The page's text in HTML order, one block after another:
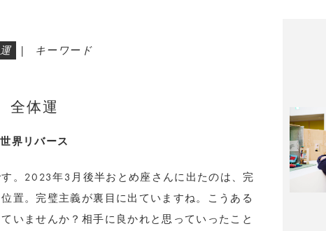
| キーワード
全体運
世界リバース
。2023年3月後半おとめ座さんに出たのは、完
置。完璧主義が裏目に出ていますね。こうある
いませんか？相手に良かれと思っていったこと